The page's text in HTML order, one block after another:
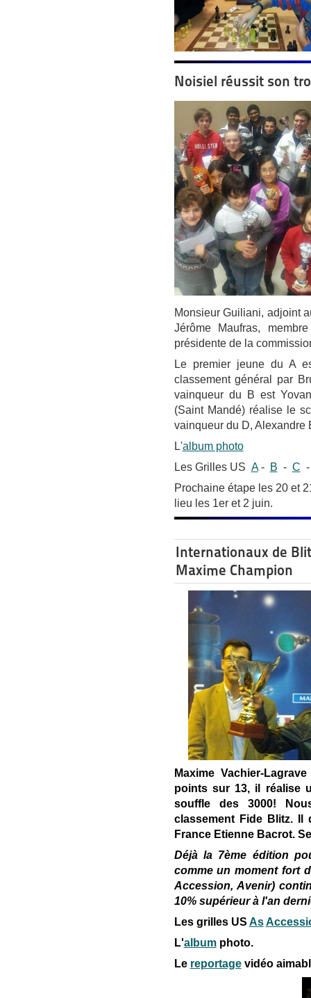
Noisiel réussit son
Monsieur Guiliani, adjoint
Jérôme Maufras,
présidente de la
Le premier jeune du A
classement général par
vainqueur du B est
(Saint Mandé) réalise le
vainqueur du D, Alexandre
L'album photo
Les Grilles US A- B - C
Prochaine étape les 20 et
lieu les 1er et 2 juin.
Internationaux de
Maxime Champion
Maxime Vachier-
points sur 13, il réalise
souffle des 3000!
classement Fide Blitz. Il
France Etienne Bacrot.
Déjà la 7ème édition
comme un moment fort
Accession, Avenir)
10% supérieur à l'an
Les grilles US As
L'albumphoto.
Le reportagevidéo